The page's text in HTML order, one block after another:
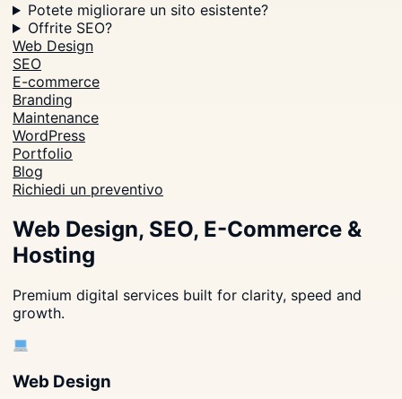
Potete migliorare un sito esistente?
Offrite SEO?
Web Design
SEO
E-commerce
Branding
Maintenance
WordPress
Portfolio
Blog
Richiedi un preventivo
Web Design, SEO, E-Commerce &
Hosting
Premium digital services built for clarity, speed and
growth.
Web Design